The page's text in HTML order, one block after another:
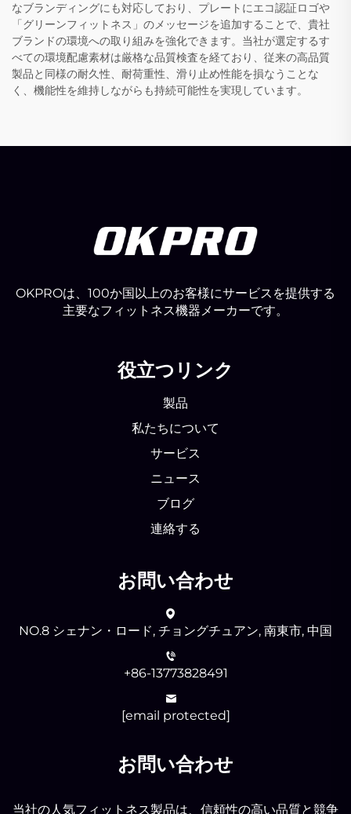
なブランディングにも対応しており、プレートにエコ認証ロゴや
「グリーンフィットネス」のメッセージを追加することで、貴社
ブランドの環境への取り組みを強化できます。当社が選定するす
べての環境配慮素材は厳格な品質検査を経ており、従来の高品質
製品と同様の耐久性、耐荷重性、滑り止め性能を損なうことな
く、機能性を維持しながらも持続可能性を実現しています。
OKPROは、100か国以上のお客様にサービスを提供する
主要なフィットネス機器メーカーです。
役立つリンク
製品
私たちについて
サービス
ニュース
ブログ
連絡する
お問い合わせ
NO.8 シェナン・ロード, チョングチュアン, 南東市, 中国
+86-13773828491
[email protected]
お問い合わせ
当社の人気フィットネス製品は、信頼性の高い品質と競争